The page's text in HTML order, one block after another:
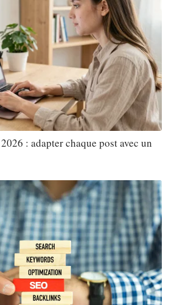
: adapter chaque post avec un